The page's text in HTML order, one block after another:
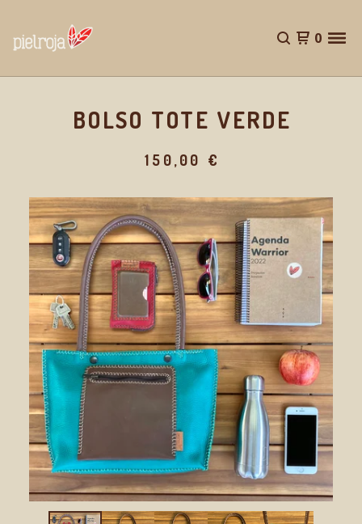
0
BOLSO TOTE VERDE
150,00 €